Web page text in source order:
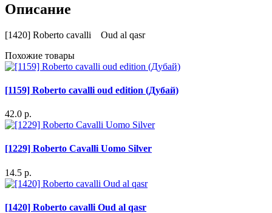
Описание
[1420] Roberto cavalli Oud al qasr
Похожие товары
[1159] Roberto cavalli oud edition (Дубай)
42.0 р.
[1229] Roberto Cavalli Uomo Silver
14.5 р.
[1420] Roberto cavalli Oud al qasr